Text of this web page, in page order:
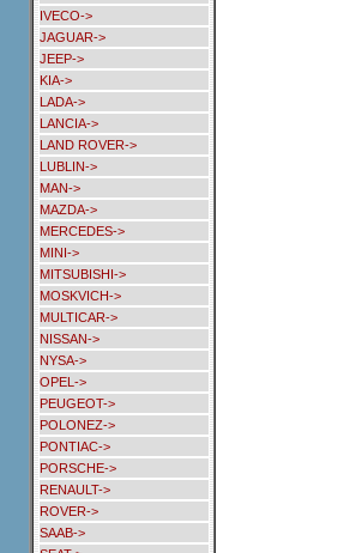
IVECO->
JAGUAR->
JEEP->
KIA->
LADA->
LANCIA->
LAND ROVER->
LUBLIN->
MAN->
MAZDA->
MERCEDES->
MINI->
MITSUBISHI->
MOSKVICH->
MULTICAR->
NISSAN->
NYSA->
OPEL->
PEUGEOT->
POLONEZ->
PONTIAC->
PORSCHE->
RENAULT->
ROVER->
SAAB->